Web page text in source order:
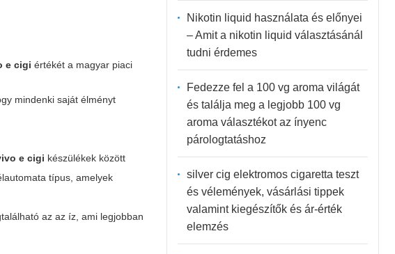
e cigi értékét a magyar piaci
mindenki saját élményt
e cigi készülékek között
típus, amelyek
az az íz, ami legjobban
Nikotin liquid használata és előnyei
– Amit a nikotin liquid választásánál
tudni érdemes
Fedezze fel a 100 vg aroma világát
és találja meg a legjobb 100 vg
aroma választékot az ínyenc
párologtatáshoz
silver cig elektromos cigaretta teszt
és vélemények, vásárlási tippek
valamint kiegészítők és ár-érték
elemzés